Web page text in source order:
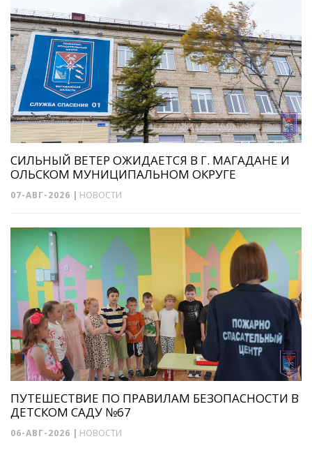
СИЛЬНЫЙ ВЕТЕР ОЖИДАЕТСЯ В Г. МАГАДАНЕ И
ОЛЬСКОМ МУНИЦИПАЛЬНОМ ОКРУГЕ
07-АВГ-2026 | НОВОСТИ
ПУТЕШЕСТВИЕ ПО ПРАВИЛАМ БЕЗОПАСНОСТИ В
ДЕТСКОМ САДУ №67
06-АВГ-2026 | НОВОСТИ